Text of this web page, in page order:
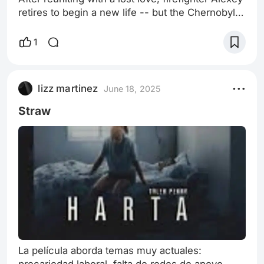
retires to begin a new life -- but the Chernobyl
1
lizz martinez June 18, 2025
Straw
La película aborda temas muy actuales: